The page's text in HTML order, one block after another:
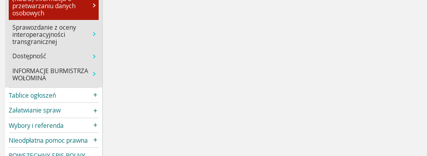
przetwarzaniu danych
osobowych
Sprawozdanie z oceny
interoperacyjności
transgranicznej
Dostępność
INFORMACJE BURMISTRZA
WOŁOMINA
Tablice ogłoszeń
Załatwianie spraw
Wybory i referenda
NIeodpłatna pomoc prawna